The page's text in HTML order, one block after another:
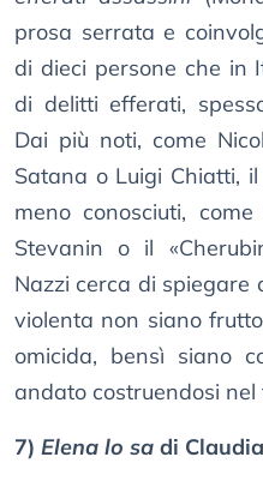
prosa serrata e
di dieci persone che in
di delitti efferati,
Dai più noti, come
Satana o Luigi Chiatti,
meno conosciuti,
Stevanin o il
Nazzi cerca di spiegare
violenta non siano
omicida, bensì siano
andato costruendosi nel
7) Elena lo sa di